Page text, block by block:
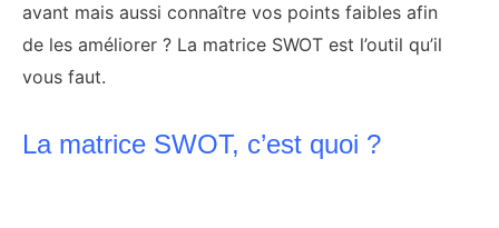
avant mais aussi connaître vos points faibles afin
de les améliorer ? La matrice SWOT est l’outil qu’il
vous faut.
La matrice SWOT, c’est quoi ?